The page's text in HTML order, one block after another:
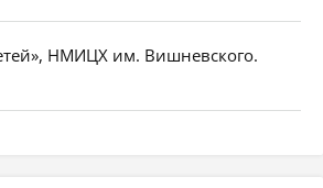
НМИЦХ им. Вишневского.